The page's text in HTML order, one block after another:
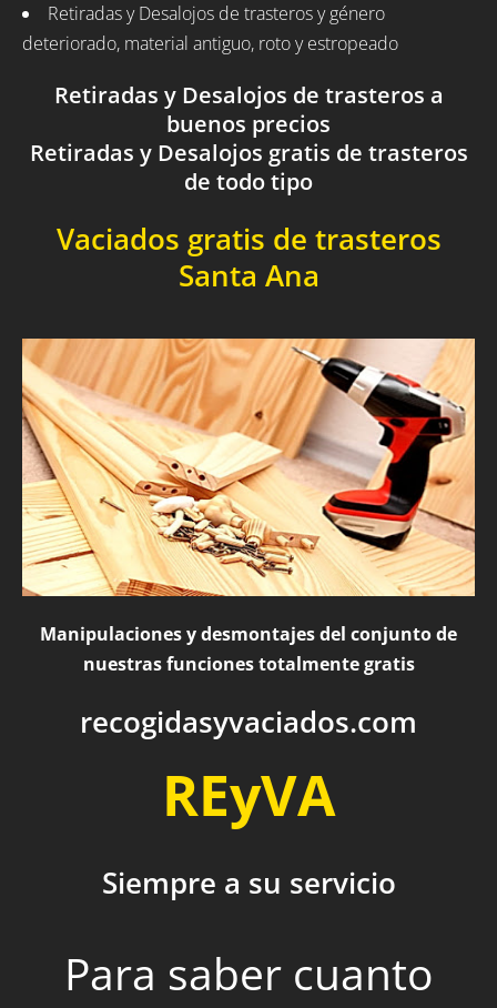
Retiradas y Desalojos de trasteros y género
deteriorado, material antiguo, roto y estropeado
Retiradas y Desalojos de trasteros a
buenos precios
Retiradas y Desalojos gratis de trasteros
de todo tipo
Vaciados gratis de trasteros
Santa Ana
Manipulaciones y desmontajes del conjunto de
nuestras funciones totalmente gratis
recogidasyvaciados.com
REyVA
Siempre a su servicio
Para saber cuanto